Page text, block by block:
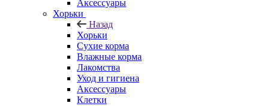
Аксессуары
Хорьки
Назад
Хорьки
Сухие корма
Влажные корма
Лакомства
Уход и гигиена
Аксессуары
Клетки